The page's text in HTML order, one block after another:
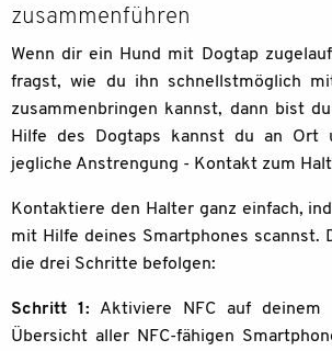
zusammenführen
Wenn dir ein Hund mit Dogtap
fragst, wie du ihn schnellstmöglich
zusammenbringen kannst, dann bist
Hilfe des Dogtaps kannst du an Ort
jegliche Anstrengung - Kontakt zum
Kontaktiere den Halter ganz einfach,
mit Hilfe deines Smartphones scannst.
die drei Schritte befolgen:
Schritt 1: Aktiviere NFC auf deinem
Übersicht aller NFC-fähigen